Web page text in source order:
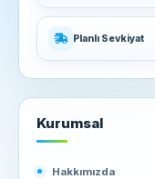
Planlı Sevkiyat
Kurumsal
Hakkımızda